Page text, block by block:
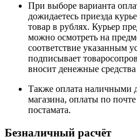
При выборе варианта
дожидаетесь приезда
товар в рублях. Курьер
можно осмотреть на
соответствие указанным
подписывает
вносит денежные
Также оплата наличными
магазина, оплаты по
постамата.
Безналичный расчёт